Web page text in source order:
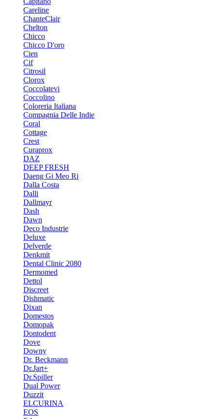
Careline
ChanteСlair
Chelton
Chicco
Chicco D'oro
Cien
Cif
Citrosil
Clorox
Coccolatevi
Coccolino
Coloreria Italiana
Compagnia Delle Indie
Coral
Cottage
Crest
Curaprox
DAZ
DEEP FRESH
Daeng Gi Meo Ri
Dalla Costa
Dalli
Dallmayr
Dash
Dawn
Deco Industrie
Deluxe
Delverde
Denkmit
Dental Clinic 2080
Dermomed
Dettol
Discreet
Dishmatic
Dixan
Domestos
Domopak
Dontodent
Dove
Downy
Dr. Beckmann
Dr.Jart+
Dr.Spiller
Dual Power
Duzzit
ELCURINA
EOS